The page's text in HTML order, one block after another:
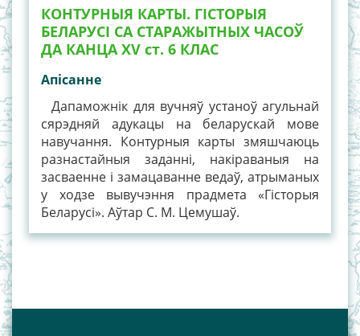
КОНТУРНЫЯ КАРТЫ. ГІСТОРЫЯ
БЕЛАРУСІ СА СТАРАЖЫТНЫХ ЧАСОЎ
ДА КАНЦА XV ст. 6 КЛАС
Апiсанне
Дапаможнік для вучняў устаноў агульнай
сярэдняй адукацы на беларускай мове
навучання. Контурныя карты змяшчаюць
разнастайныя заданні, накіраваныя на
засваенне і замацаванне ведаў, атрыманых
у ходзе вывучэння прадмета «Гісторыя
Беларусі». Аўтар С. М. Цемушаў.